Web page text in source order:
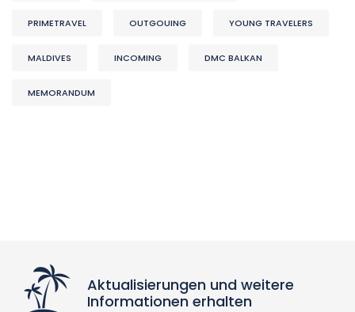
PRIMETRAVEL OUTGOUING YOUNG TRAVELERS
MALDIVES INCOMING DMC BALKAN
MEMORANDUM
Aktualisierungen und weitere
Informationen erhalten